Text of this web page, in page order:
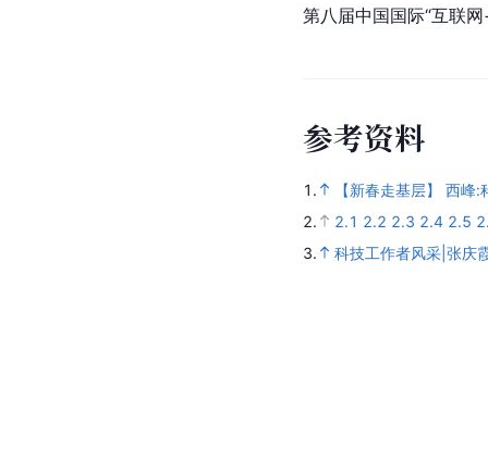
第八届中国国际“互联
参考资料
1.
【新春走基层】 西峰
2.
2.1 2.2 2.3 2.4 2.5
3.
科技工作者风采|张庆